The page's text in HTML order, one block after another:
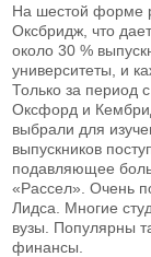
На шестой форме
Оксбридж, что
около 30 %
университеты, и
Только за период
Оксфорд и
выбрали для
выпускников
подавляющее
«Рассел». Очень
Лидса. Многие
вузы. Популярны
финансы.